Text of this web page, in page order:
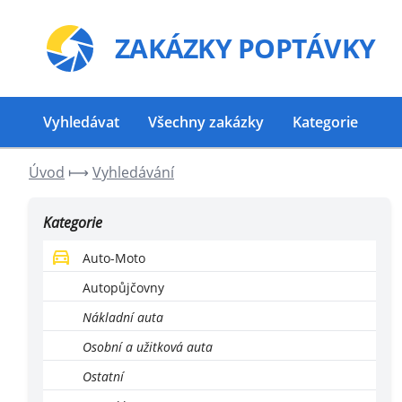
ZAKÁZKY POPTÁVKY
Vyhledávat Všechny zakázky Kategorie
Úvod ⟼ Vyhledávání
Kategorie
Auto-Moto
Autopůjčovny
Nákladní auta
Osobní a užitková auta
Ostatní